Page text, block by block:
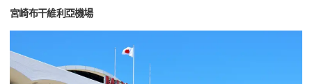
宮崎布干維利亞機場